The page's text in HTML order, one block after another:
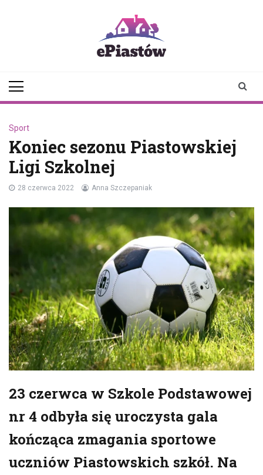
Sport
Koniec sezonu Piastowskiej
Ligi Szkolnej
28 czerwca 2022 Anna Szczepaniak
23 czerwca w Szkole Podstawowej
nr 4 odbyła się uroczysta gala
kończąca zmagania sportowe
uczniów Piastowskich szkół. Na